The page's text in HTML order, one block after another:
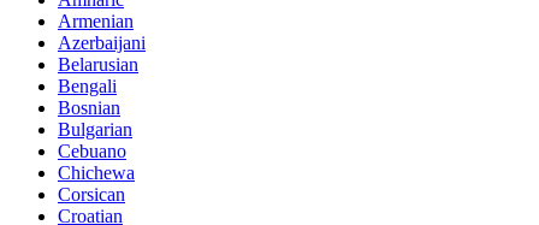
Armenian
Azerbaijani
Belarusian
Bengali
Bosnian
Bulgarian
Cebuano
Chichewa
Corsican
Croatian